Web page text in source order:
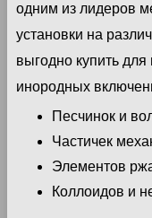
одним из лидеров
установки на
выгодно купить для
инородных
Песчинок и
Частичек
Элементов
Коллоидов и